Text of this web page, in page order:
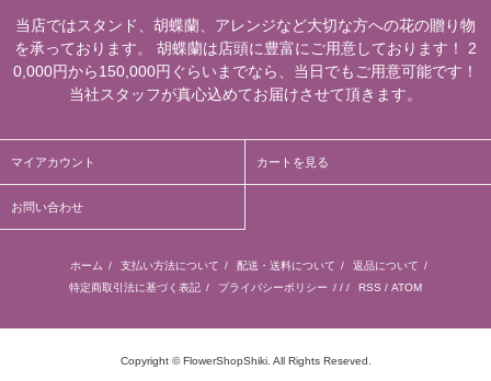
当店ではスタンド、胡蝶蘭、アレンジなど大切な方への花の贈り物
を承っております。 胡蝶蘭は店頭に豊富にご用意しております！ 2
0,000円から150,000円ぐらいまでなら、当日でもご用意可能です！
当社スタッフが真心込めてお届けさせて頂きます。
マイアカウント カートを見る
お問い合わせ
ホーム / 支払い方法について / 配送・送料について / 返品について /
特定商取引法に基づく表記 / プライバシーポリシー / / / RSS / ATOM
Copyright © FlowerShopShiki. All Rights Reseved.